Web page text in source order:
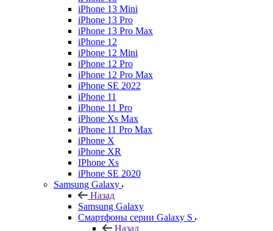
iPhone 13 Mini
iPhone 13 Pro
iPhone 13 Pro Max
iPhone 12
iPhone 12 Mini
iPhone 12 Pro
iPhone 12 Pro Max
iPhone SE 2022
iPhone 11
iPhone 11 Pro
iPhone Xs Max
iPhone 11 Pro Max
iPhone X
iPhone XR
IPhone Xs
iPhone SE 2020
Samsung Galaxy
Назад
Samsung Galaxy
Смартфоны серии Galaxy S
Назад